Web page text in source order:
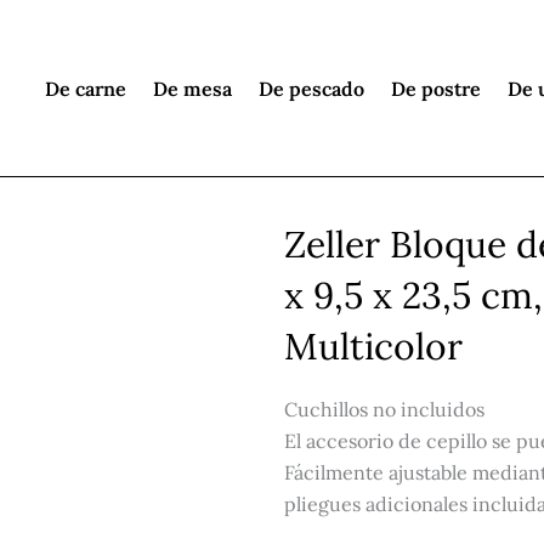
De carne De mesa De pescado De postre De
Zeller Bloque
x 9,5 x 23,5
Multicolor
Cuchillos no incluidos
El accesorio de cepillo se
Fácilmente ajustable
pliegues adicionales